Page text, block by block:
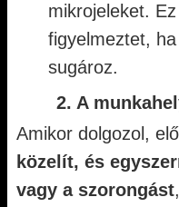
mikrojeleket.
figyelmeztet,
sugároz.
2. A
Amikor dolgozol,
közelít, és
vagy a szorongást